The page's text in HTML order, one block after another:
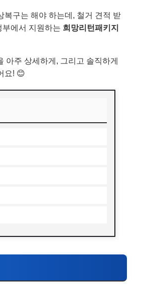
복구는 해야 하는데, 철거 견적 받
에서 지원하는 희망리턴패키지
아주 상세하게, 그리고 솔직하게
요! 😊